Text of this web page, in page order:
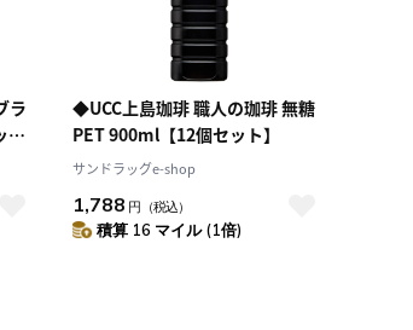
ラ
◆UCC上島珈琲 職人の珈琲 無糖
PET 900ml【12個セット】
サンドラッグe-shop
1,788 円 （税込）
積算 16 マイル (1倍)